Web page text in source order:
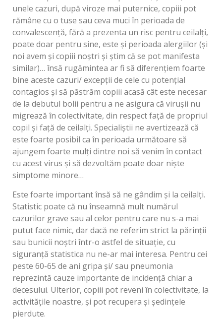
unele cazuri, după viroze mai puternice, copiii pot
rămâne cu o tuse sau ceva muci în perioada de
convalescență, fără a prezenta un risc pentru ceilalți,
poate doar pentru sine, este și perioada alergiilor (și
noi avem și copiii noștri și știm că se pot manifesta
similar)… însă rugămintea ar fi să diferențiem foarte
bine aceste cazuri/ excepții de cele cu potențial
contagios și să păstrăm copiii acasă cât este necesar
de la debutul bolii pentru a ne asigura că virușii nu
migrează în colectivitate, din respect față de propriul
copil și față de ceilalți. Specialiștii ne avertizează că
este foarte posibil ca în perioada următoare să
ajungem foarte mulți dintre noi să venim în contact
cu acest virus și să dezvoltăm poate doar niște
simptome minore…
Este foarte important însă să ne gândim și la ceilalți.
Statistic poate că nu înseamnă mult numărul
cazurilor grave sau al celor pentru care nu s-a mai
putut face nimic, dar dacă ne referim strict la părinții
sau bunicii noștri într-o astfel de situație, cu
siguranță statistica nu ne-ar mai interesa. Pentru cei
peste 60-65 de ani gripa și/ sau pneumonia
reprezintă cauze importante de incidență chiar a
decesului. Ulterior, copiii pot reveni în colectivitate, la
activitățile noastre, și pot recupera și ședințele
pierdute.